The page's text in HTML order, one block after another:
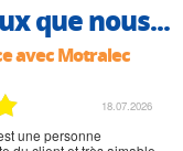
que nous...
avec Motralec
02.07.2026